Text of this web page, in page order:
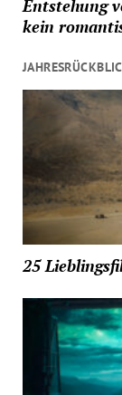
Entstehung
kein
25